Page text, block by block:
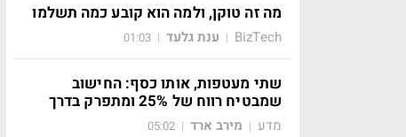
מה זה טוקן, ולמה הוא קובע כמה תשלמו
BizTech
| ענת גלעד |
01:03
שתי מעטפות, אותו כסף: החישוב
שמבטיח רווח של 25% ומתפרק בדרך
מדע | מירב ארד |
05:02